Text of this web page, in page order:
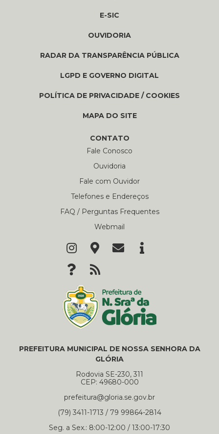
E-SIC
OUVIDORIA
RADAR DA TRANSPARÊNCIA PÚBLICA
LGPD E GOVERNO DIGITAL
POLÍTICA DE PRIVACIDADE / COOKIES
MAPA DO SITE
CONTATO
Fale Conosco
Ouvidoria
Fale com Ouvidor
Telefones e Endereços
FAQ / Perguntas Frequentes
Webmail
PREFEITURA MUNICIPAL DE NOSSA SENHORA DA
GLÓRIA
Rodovia SE-230, 311
CEP: 49680-000
prefeitura@gloria.se.gov.br
(79) 3411-1713 / 79 99864-2814
Seg. a Sex.: 8:00-12:00 / 13:00-17:30